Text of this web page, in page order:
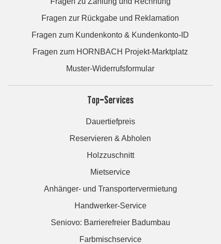
Fragen zur Rückgabe und Reklamation
Fragen zum Kundenkonto & Kundenkonto-ID
Fragen zum HORNBACH Projekt-Marktplatz
Muster-Widerrufsformular
Top-Services
Dauertiefpreis
Reservieren & Abholen
Holzzuschnitt
Mietservice
Anhänger- und Transportervermietung
Handwerker-Service
Seniovo: Barrierefreier Badumbau
Farbmischservice